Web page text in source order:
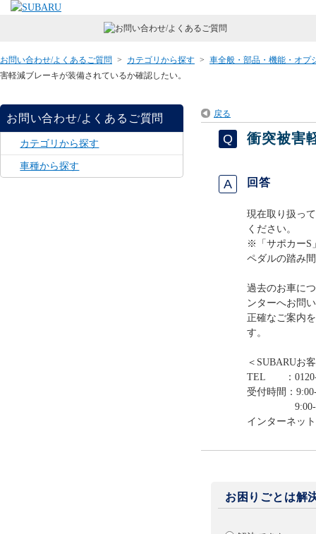
お問い合わせ/よくあるご質問 > カテゴリから探す > 車全般・部品・機能・オプ
害軽減ブレーキが装備されているか確認したい。
お問い合わせ/よくあるご質問
カテゴリから探す
車種から探す
戻る
衝突被害
回答
現在取り扱っ
ください。
※「サポカーS
ペダルの踏み
過去のお車に
ンターへお問
正確なご案内
す。
＜SUBARUお
TEL ：0120-
受付時間：
9:00-12:00
インターネッ
お困りごとは解